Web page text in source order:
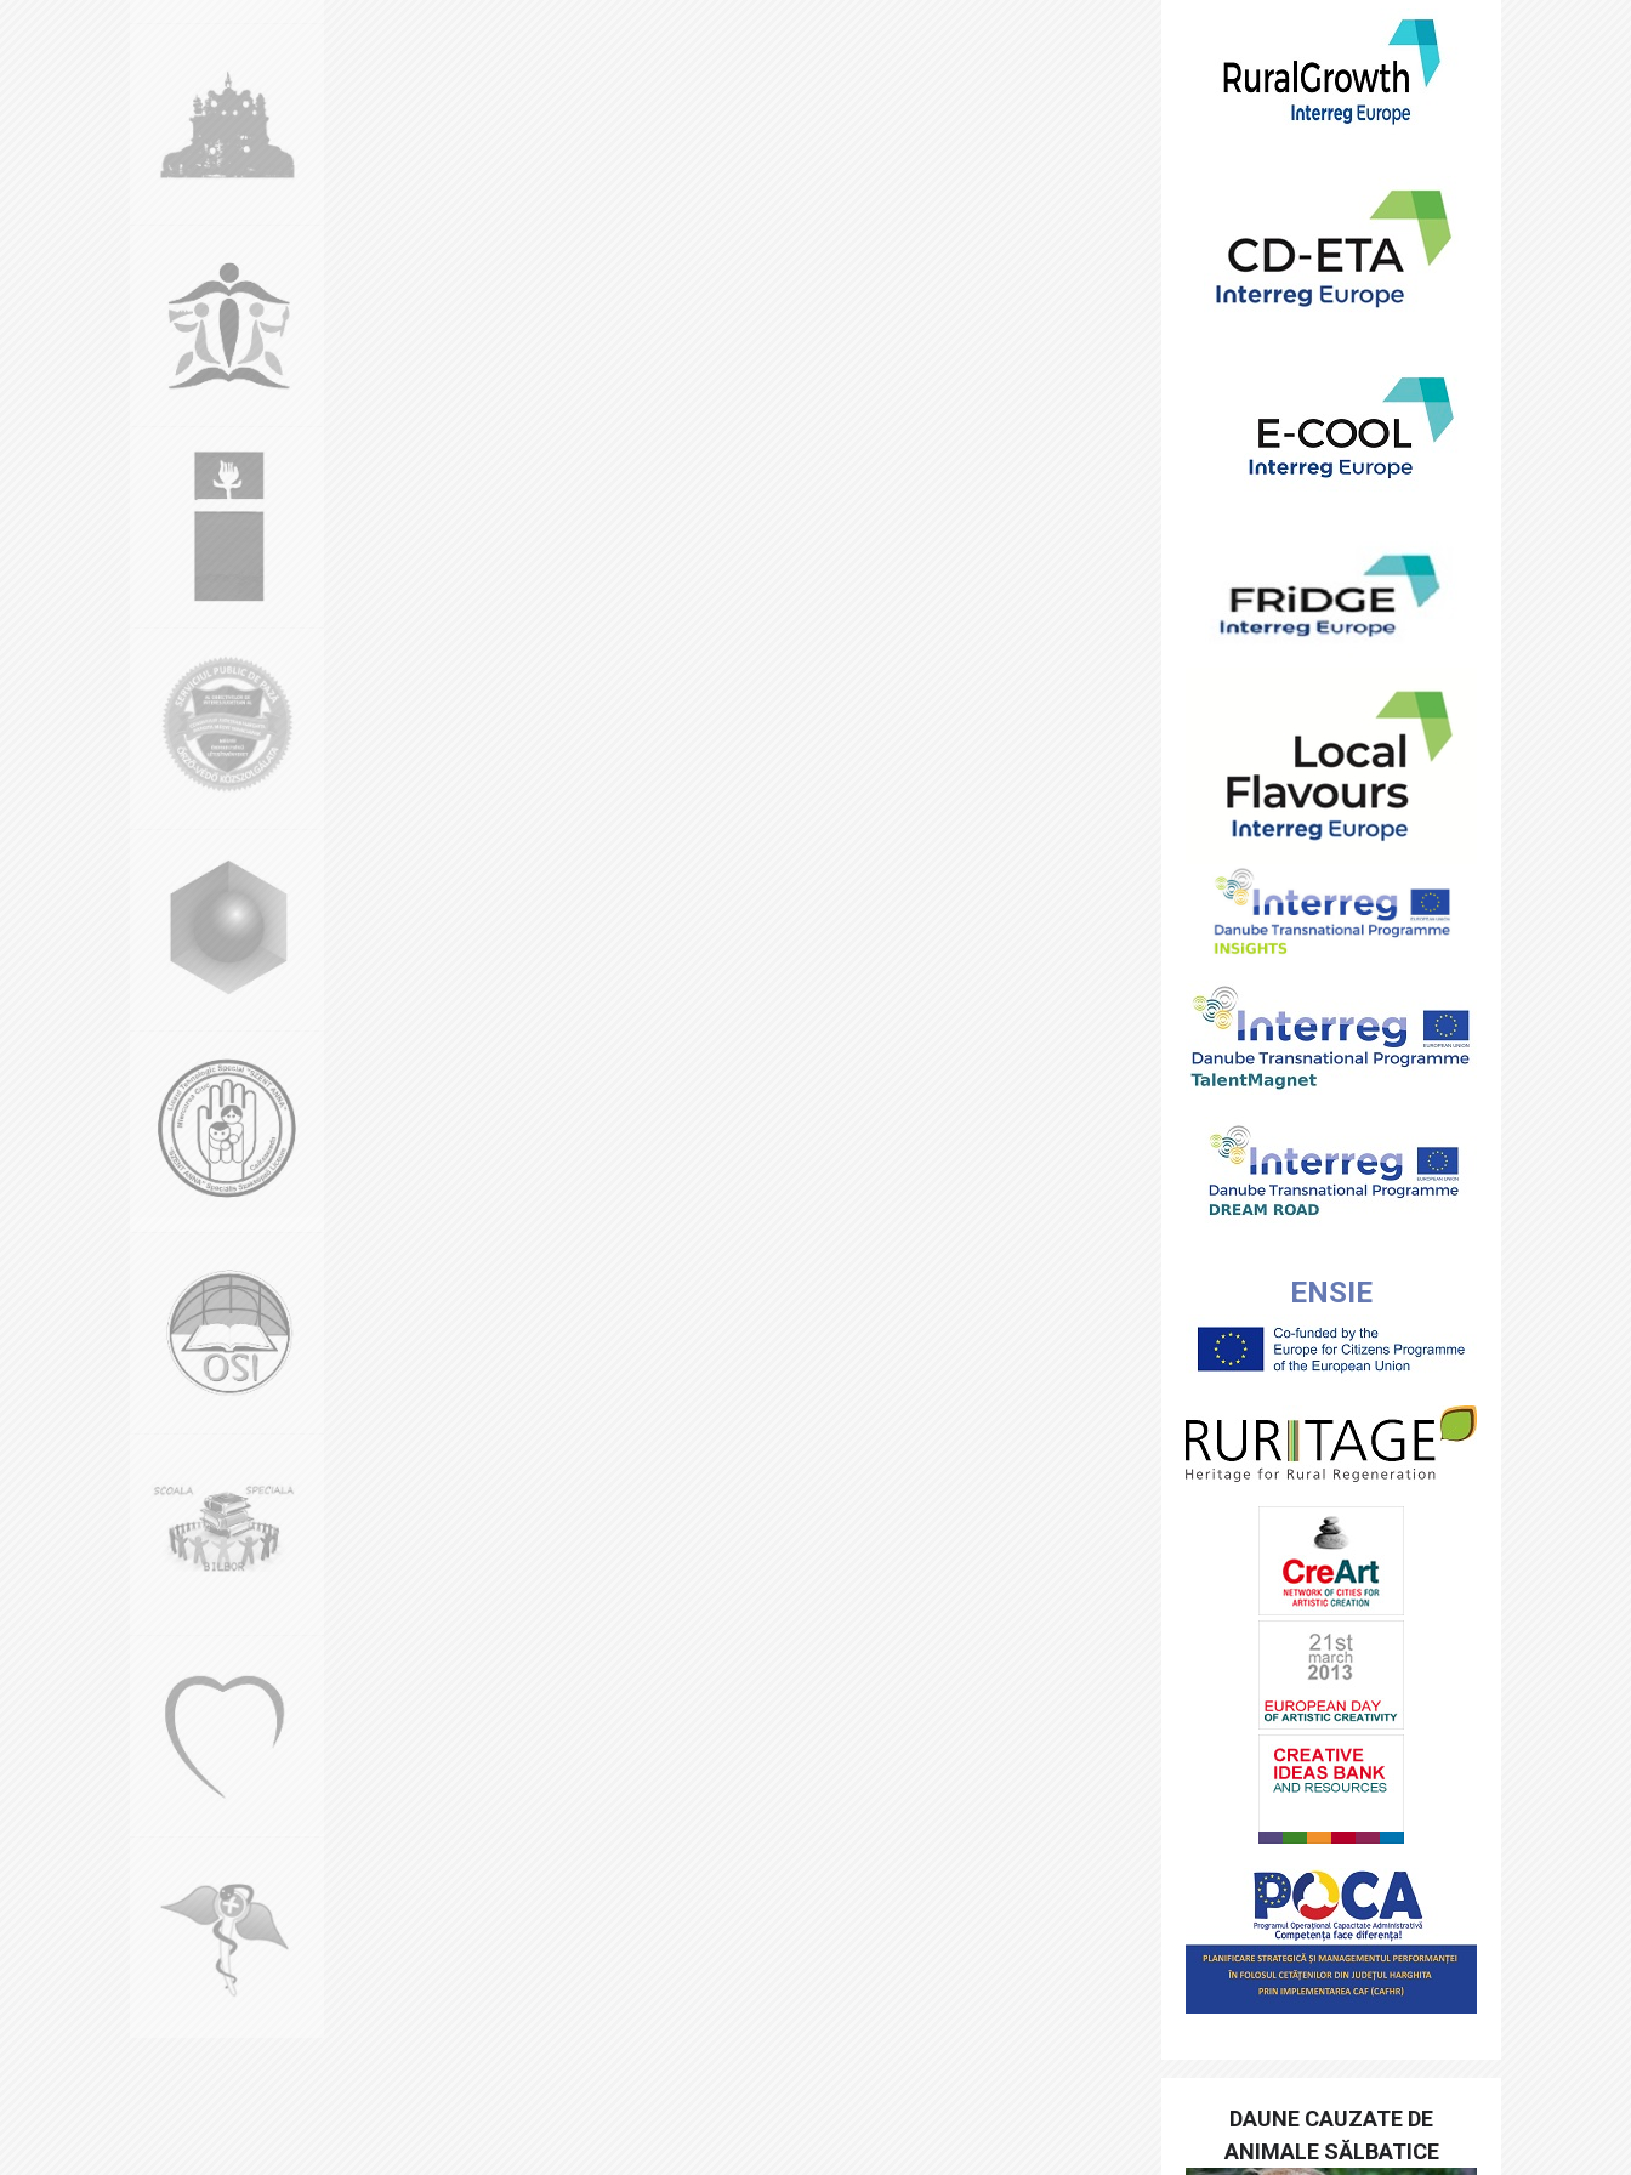
ENSIE
DAUNE CAUZATE DE
ANIMALE SĂLBATICE